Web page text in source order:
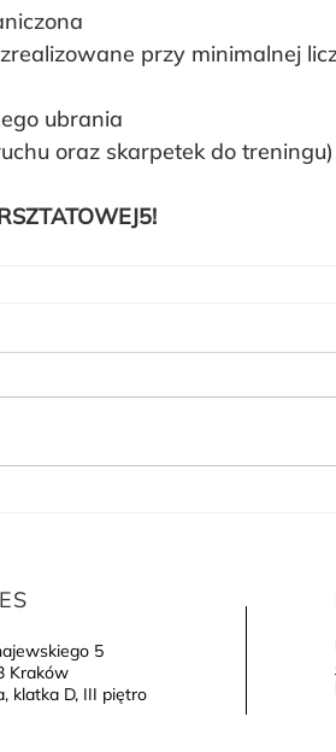
przy minimalnej
ubrania
oraz skarpetek do treningu)
5
Kraków
klatka D, III piętro